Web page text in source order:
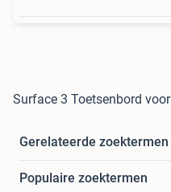
Surface 3 Toetsenbord
Gerelateerde zoektermen
Populaire zoektermen